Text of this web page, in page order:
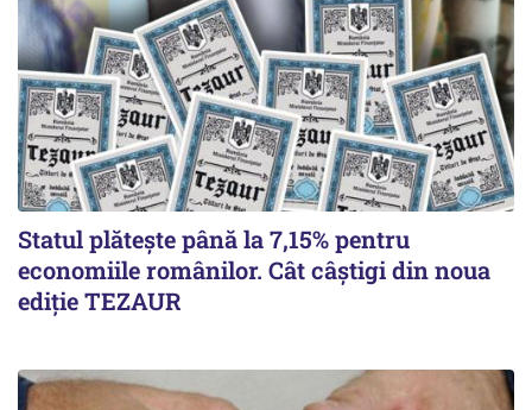
Statul plătește până la 7,15% pentru
economiile românilor. Cât câștigi din noua
ediție TEZAUR